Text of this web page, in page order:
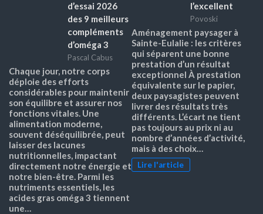
d’essai 2026
des 9 meilleurs
compléments
d’oméga 3
Pascal Cabus
Chaque jour, notre corps
déploie des efforts
considérables pour maintenir
son équilibre et assurer nos
fonctions vitales. Une
alimentation moderne,
souvent déséquilibrée, peut
laisser des lacunes
nutritionnelles, impactant
directement notre énergie et
notre bien-être. Parmi les
nutriments essentiels, les
acides gras oméga 3 tiennent
une…
l’excellent
Povoski
Aménagement paysager à
Sainte-Eulalie : les critères
qui séparent une bonne
prestation d’un résultat
exceptionnel À prestation
équivalente sur le papier,
deux paysagistes peuvent
livrer des résultats très
différents. L’écart ne tient
pas toujours au prix ni au
nombre d’années d’activité,
mais à des choix…
Lire l'article